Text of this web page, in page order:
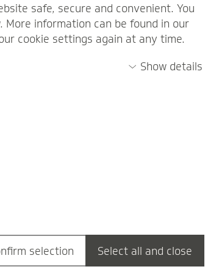
Intelligenz (kurz
an Bedeutung.
safe, secure and convenient. You
More information can be found in our
cookie settings again at any time.
Show details
selection Select all and close